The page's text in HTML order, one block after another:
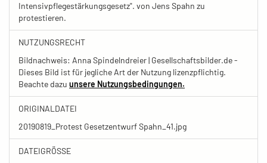
Intensivpflegestärkungsgesetz". von Jens Spahn zu
protestieren.
NUTZUNGSRECHT
Bildnachweis: Anna Spindelndreier | Gesellschaftsbilder.de -
Dieses Bild ist für jegliche Art der Nutzung lizenzpflichtig.
Beachte dazu unsere Nutzungsbedingungen.
ORIGINALDATEI
20190819_Protest Gesetzentwurf Spahn_41.jpg
DATEIGRÖSSE